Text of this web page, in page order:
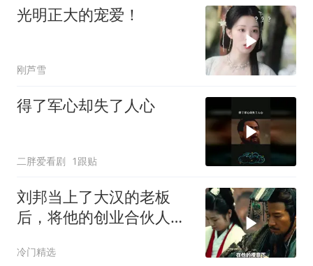
光明正大的宠爱！
刚芦雪
得了军心却失了人心
二胖爱看剧 1跟贴
刘邦当上了大汉的老板
后，将他的创业合伙人一
冷门精选